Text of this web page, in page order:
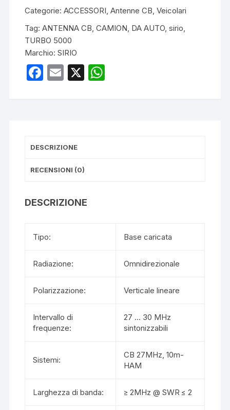
5000
ANTENNA
VEICOLARE
CB
quantità
Categorie:ACCESSORI,Antenne CB,Veicolari
Tag:ANTENNA CB,CAMION, DA AUTO,sirio,
TURBO 5000
Marchio:SIRIO
F
o
o
E
X
DESCRIZIONE
RECENSIONI (0)
DESCRIZIONE
Tipo: Base caricata
Radiazione: Omnidirezionale
Polarizzazione: Verticale lineare
Intervallo di
frequenze:
27 … 30 MHz
sintonizzabili
Sistemi:
CB 27MHz, 10m-
HAM
Larghezza di banda: ≥ 2MHz @ SWR ≤ 2